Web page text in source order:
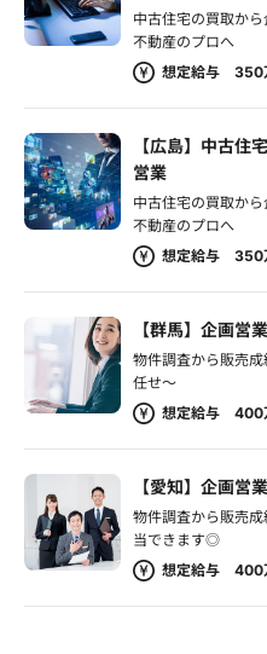
中古住宅の買取か
不動産のプロへ
想定給与 350
【広島】中古住
営業
中古住宅の買取か
不動産のプロへ
想定給与 350
【群馬】企画営
物件調査から販売
任せ～
想定給与 400
【愛知】企画営
物件調査から販売
当できます◎
想定給与 400